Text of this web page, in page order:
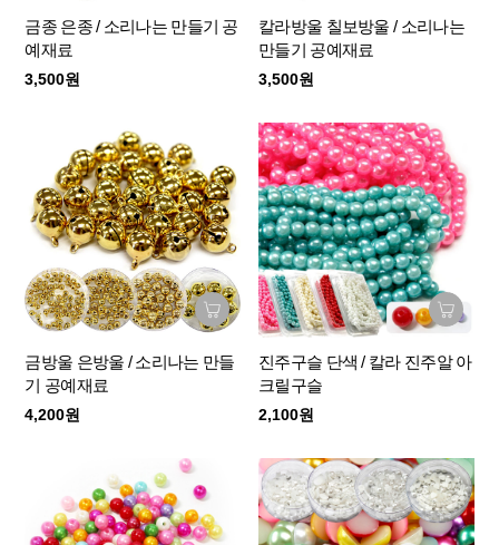
금종 은종 / 소리나는 만들기 공
예재료
3,500원
칼라방울 칠보방울 / 소리나는
만들기 공예재료
3,500원
금방울 은방울 / 소리나는 만들
기 공예재료
4,200원
진주구슬 단색 / 칼라 진주알 아
크릴구슬
2,100원